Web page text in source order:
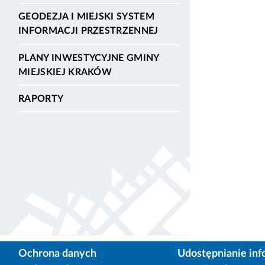
GEODEZJA I MIEJSKI SYSTEM
INFORMACJI PRZESTRZENNEJ
PLANY INWESTYCYJNE GMINY
MIEJSKIEJ KRAKÓW
RAPORTY
Ochrona danych
Udostępnianie